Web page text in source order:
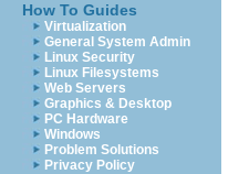
How To Guides
Virtualization
General System Admin
Linux Security
Linux Filesystems
Web Servers
Graphics & Desktop
PC Hardware
Windows
Problem Solutions
Privacy Policy